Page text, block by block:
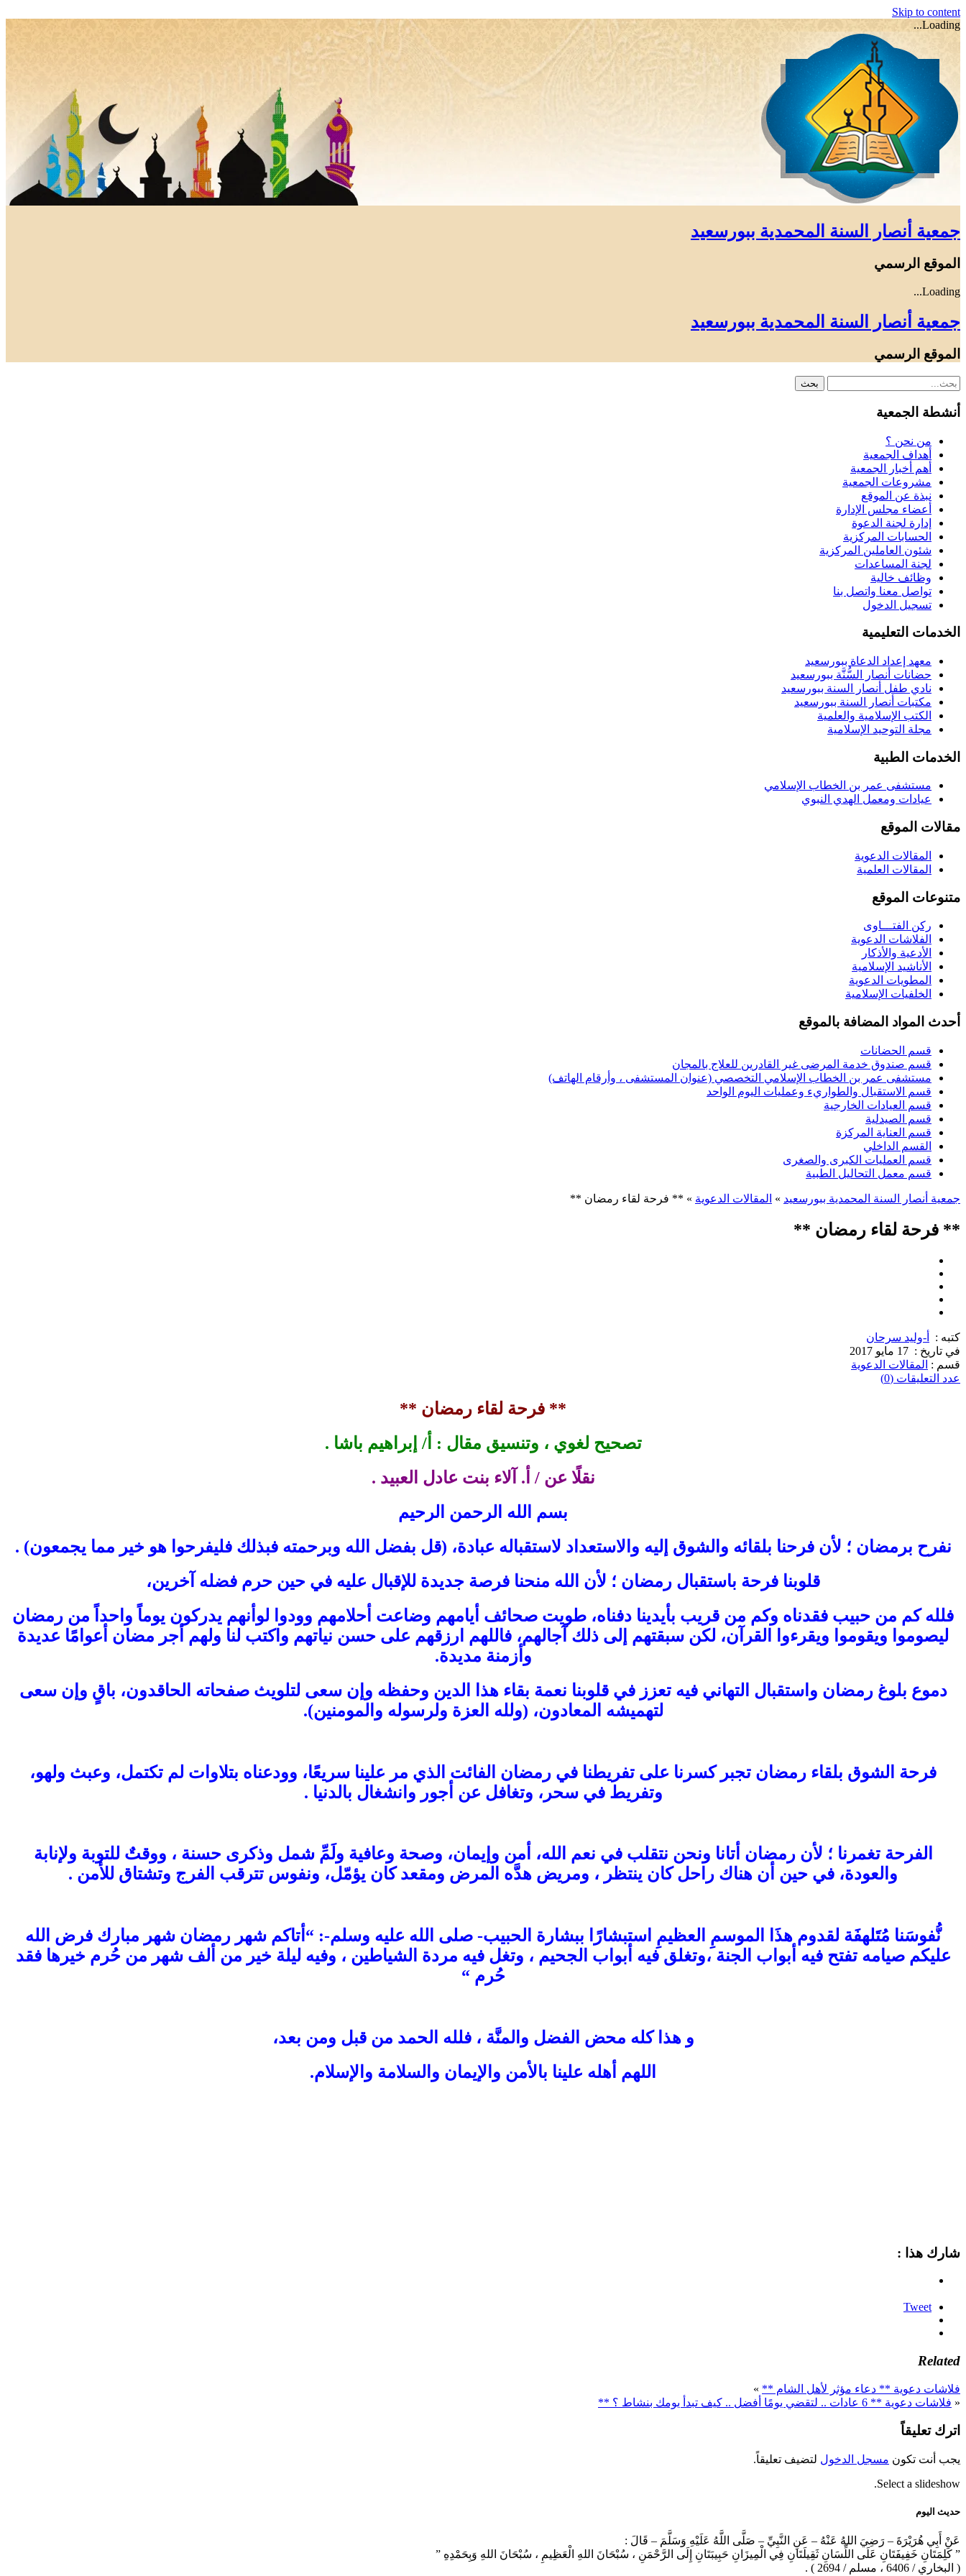
Skip to content
Loading...
جمعية أنصار السنة المحمدية ببورسعيد
الموقع الرسمي
Loading...
جمعية أنصار السنة المحمدية ببورسعيد
الموقع الرسمي
أنشطة الجمعية
من نحن ؟
أهداف الجمعية
أهم أخبار الجمعية
مشروعات الجمعية
نبذة عن الموقع
أعضاء مجلس الإدارة
إدارة لجنة الدعوة
الحسابات المركزية
شئون العاملين المركزية
لجنة المساعدات
وظائف خالية
تواصل معنا واتصل بنا
تسجيل الدخول
الخدمات التعليمية
معهد إعداد الدعاة ببورسعيد
حضانات أنصار السُّنَّة ببورسعيد
نادي طفل أنصار السنة ببورسعيد
مكتبات أنصار السنة ببورسعيد
الكتب الإسلامية والعلمية
مجلة التوحيد الإسلامية
الخدمات الطبية
مستشفى عمر بن الخطاب الإسلامي
عيادات ومعمل الهدي النبوي
مقالات الموقع
المقالات الدعوية
المقالات العلمية
متنوعات الموقع
ركن الفتـــاوى
الفلاشات الدعوية
الأدعية والأذكار
الأناشيد الإسلامية
المطويات الدعوية
الخلفيات الإسلامية
أحدث المواد المضافة بالموقع
قسم الحضانات
قسم صندوق خدمة المرضى غير القادرين للعلاج بالمجان
مستشفى عمر بن الخطاب الإسلامي التخصصي (عنوان المستشفى ، وأرقام الهاتف)
قسم الاستقبال والطواريء وعمليات اليوم الواحد
قسم العيادات الخارجية
قسم الصيدلية
قسم العناية المركزة
القسم الداخلي
قسم العمليات الكبرى والصغرى
قسم معمل التحاليل الطبية
جمعية أنصار السنة المحمدية ببورسعيد » المقالات الدعوية » ** فرحة لقاء رمضان **
** فرحة لقاء رمضان **
كتبه :
أ-وليد سرحان
في تاريخ : 17 مايو 2017
قسم : المقالات الدعوية
عدد التعليقات (0)
** فرحة لقاء رمضان **
تصحيح لغوي ، وتنسيق مقال : أ/ إبراهيم باشا .
نقلًا عن / أ. آلاء بنت عادل العبيد .
بسم الله الرحمن الرحيم
نفرح برمضان ؛ لأن فرحنا بلقائه والشوق إليه والاستعداد لاستقباله عبادة، (قل بفضل الله وبرحمته فبذلك فليفرحوا هو خير مما يجمعون) .
قلوبنا فرحة باستقبال رمضان ؛ لأن الله منحنا فرصة جديدة للإقبال عليه في حين حرم فضله آخرين،
فلله كم من حبيب فقدناه وكم من قريب بأيدينا دفناه، طويت صحائف أيامهم وضاعت أحلامهم وودوا لوأنهم يدركون يوماً واحداً من رمضان
ليصوموا ويقوموا ويقرءوا القرآن، لكن سبقتهم إلى ذلك آجالهم، فاللهم ارزقهم على حسن نياتهم واكتب لنا ولهم أجر مضان أعوامًا عديدة
وأزمنة مديدة.
دموع بلوغ رمضان واستقبال التهاني فيه تعزز في قلوبنا نعمة بقاء هذا الدين وحفظه وإن سعى لتلويث صفحاته الحاقدون، باقٍ وإن سعى
لتهميشه المعادون، (ولله العزة ولرسوله والمومنين).
فرحة الشوق بلقاء رمضان تجبر كسرنا على تفريطنا في رمضان الفائت الذي مر علينا سريعًا، وودعناه بتلاوات لم تكتمل، وعبث ولهو،
وتفريط في سحر، وتغافل عن أجور وانشغال بالدنيا .
الفرحة تغمرنا ؛ لأن رمضان أتانا ونحن نتقلب في نعم الله، أمن وإيمان، وصحة وعافية ولَمِّ شمل وذكرى حسنة ، ووقتٌ للتوبة ولإنابة
والعودة، في حين أن هناك راحل كان ينتظر ، ومريض هدَّه المرض ومقعد كان يؤمّل، ونفوس تترقب الفرج وتشتاق للأمن .
نُّفوسَنا مُتَلهفَة لقدوم هذَا الموسمِ العظيمِ استبشارًا ببشارة الحبيب- صلى الله عليه وسلم-: “أتاكم شهر رمضان شهر مبارك فرض الله
عليكم صيامه تفتح فيه أبواب الجنة ،وتغلق فيه أبواب الجحيم ، وتغل فيه مردة الشياطين ، وفيه ليلة خير من ألف شهر من حُرم خيرها فقد
حُرم “
و هذا كله محض الفضل والمنَّة ،فلله الحمد من قبل ومن بعد،
اللهم أهله علينا بالأمن والإيمان والسلامة والإسلام.
شارك هذا :
Tweet
Related
فلاشات دعوية ** دعاء مؤثر لأهل الشام ** »
« فلاشات دعوية ** 6 عادات .. لتقضي يومًا أفضل .. كيف تبدأ يومك بنشاط ؟ **
اترك تعليقاً
يجب أنت تكون مسجل الدخول لتضيف تعليقاً.
Select a slideshow.
حديث اليوم
عَنْ أَبِي هُرَيْرَةَ – رَضِيَ اللهُ عَنْهُ – عَنِ النَّبِيِّ – صَلَّى اللَّهُ عَلَيْهِ وَسَلَّمَ – قَالَ :
” كَلِمَتَانِ خَفِيفَتَانِ عَلَى اللِّسَانِ ثَقِيلَتَانِ فِي الْمِيزَانِ حَبِيبَتَانِ إِلَى الرَّحْمَنِ ، سُبْحَانَ اللهِ الْعَظِيمِ ، سُبْحَانَ اللهِ وَبِحَمْدِهِ ”
( البخاري / 6406 ، مسلم / 2694 ) .